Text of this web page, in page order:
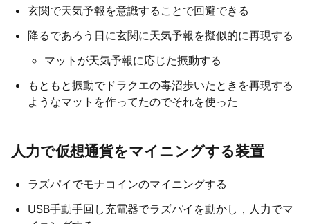
玄関で天気予報を意識することで回避できる
降るであろう日に玄関に天気予報を擬似的に再現する
マットが天気予報に応じた振動する
もともと振動でドラクエの毒沼歩いたときを再現する
ようなマットを作ってたのでそれを使った
人力で仮想通貨をマイニングする装置
ラズパイでモナコインのマイニングする
USB手動手回し充電器でラズパイを動かし，人力でマ